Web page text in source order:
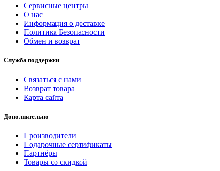
Сервисные центры
О нас
Информация о доставке
Политика Безопасности
Обмен и возврат
Служба поддержки
Связаться с нами
Возврат товара
Карта сайта
Дополнительно
Производители
Подарочные сертификаты
Партнёры
Товары со скидкой